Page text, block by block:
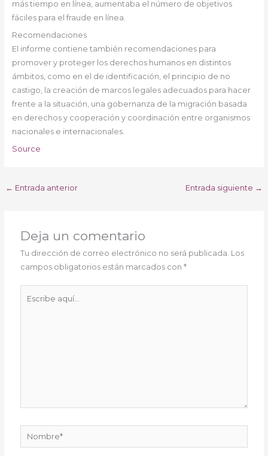
más tiempo en línea, aumentaba el número de objetivos
fáciles para el fraude en línea.
Recomendaciones
El informe contiene también recomendaciones para
promover y proteger los derechos humanos en distintos
ámbitos, como en el de identificación, el principio de no
castigo, la creación de marcos legales adecuados para hacer
frente a la situación, una gobernanza de la migración basada
en derechos y cooperación y coordinación entre organismos
nacionales e internacionales.
Source
← Entrada anterior Entrada siguiente →
Deja un comentario
Tu dirección de correo electrónico no será publicada. Los
campos obligatorios están marcados con*
Nombre*